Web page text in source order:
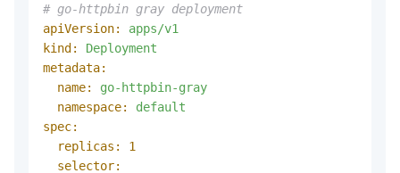
# go-httpbin gray deployment
apiVersion:
apps/v1
kind:
Deployment
metadata:
name:
go-httpbin-gray
namespace:
default
spec:
replicas:
1
selector: